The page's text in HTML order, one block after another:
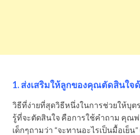
1. ส่งเสริมให้ลูกของคุณตัดสินใจ
วิธีที่ง่ายที่สุดวิธีหนึ่งในการช่วยให้บุ
รู้ที่จะตัดสินใจ คือการใช้คำถาม คุณ
เด็กๆถามว่า “จะทานอะไรเป็นมื้อเย็น